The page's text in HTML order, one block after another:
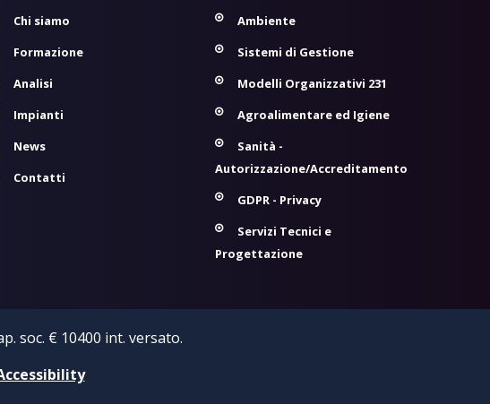
Chi siamo
Formazione
Analisi
Impianti
News
Contatti
Ambiente
Sistemi di Gestione
Modelli Organizzativi 231
Agroalimentare ed Igiene
Sanità -
Autorizzazione/Accreditamento
GDPR - Privacy
Servizi Tecnici e
Progettazione
soc. € 10400 int. versato.